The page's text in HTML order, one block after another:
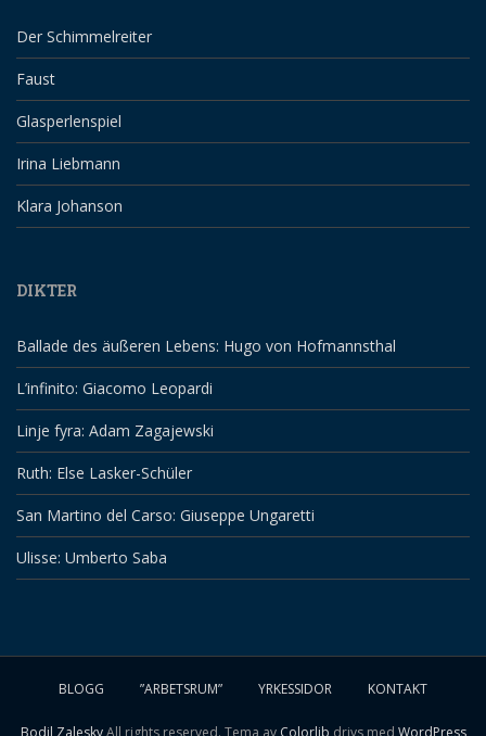
Der Schimmelreiter
Faust
Glasperlenspiel
Irina Liebmann
Klara Johanson
DIKTER
Ballade des äußeren Lebens: Hugo von Hofmannsthal
L’infinito: Giacomo Leopardi
Linje fyra: Adam Zagajewski
Ruth: Else Lasker-Schüler
San Martino del Carso: Giuseppe Ungaretti
Ulisse: Umberto Saba
BLOGG ”ARBETSRUM” YRKESSIDOR KONTAKT